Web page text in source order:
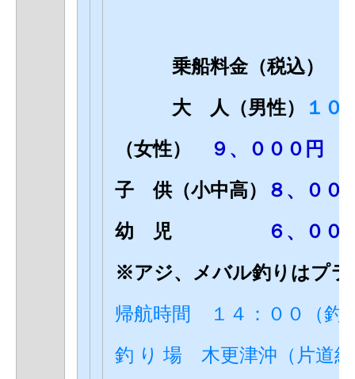
乗船料金（税込）
大 人（男性）
１０
（女性）
９、０００円
子 供（小中高）
８、００
幼 児
６、００
※アジ、メバル釣りはプラ
帰航時間 １４：００（釣
釣 り 場 木更津沖（片道